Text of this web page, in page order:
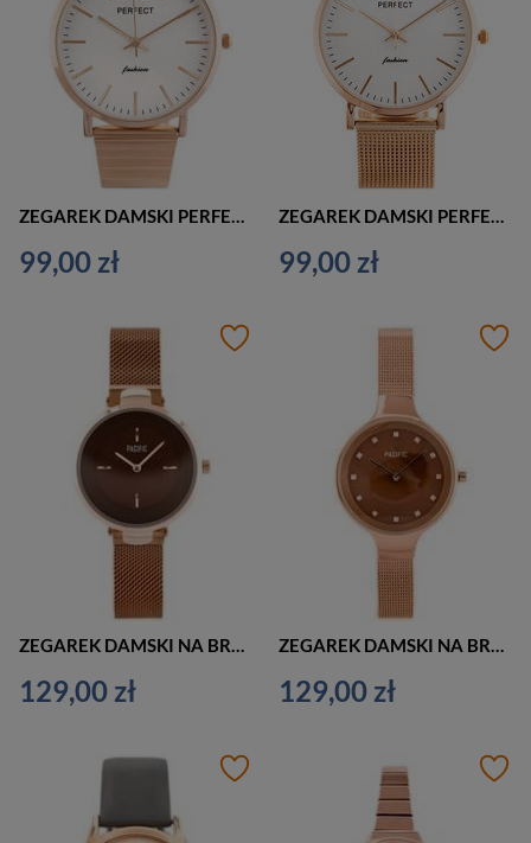
99,00 zł 99,00 zł
ZEGAREK DAMSKI NA BRANSOLECIE CASUAL PACIFIC 6012 (zy600c) - rosegold
129,00 zł
ZEGAREK DAMSKI NA BRANSOLECIE ELEGANCKI PACIFIC 6009 (zy596d) - rosegold
129,00 zł